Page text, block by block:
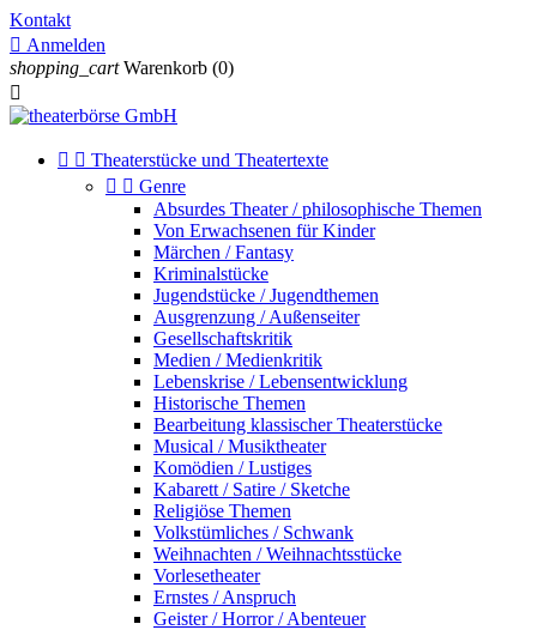
Kontakt
 Anmelden
shopping_cart Warenkorb (0)

  Theaterstücke und Theatertexte
  Genre
Absurdes Theater / philosophische Themen
Von Erwachsenen für Kinder
Märchen / Fantasy
Kriminalstücke
Jugendstücke / Jugendthemen
Ausgrenzung / Außenseiter
Gesellschaftskritik
Medien / Medienkritik
Lebenskrise / Lebensentwicklung
Historische Themen
Bearbeitung klassischer Theaterstücke
Musical / Musiktheater
Komödien / Lustiges
Kabarett / Satire / Sketche
Religiöse Themen
Volkstümliches / Schwank
Weihnachten / Weihnachtsstücke
Vorlesetheater
Ernstes / Anspruch
Geister / Horror / Abenteuer